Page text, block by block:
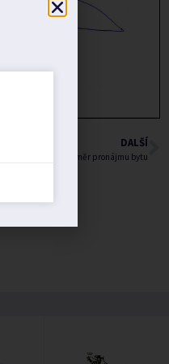
DALŠÍ
Záměr pronájmu bytu